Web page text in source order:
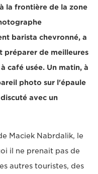
la frontière de la zone
barista chevronné, a
préparer de meilleures
café usée. Un matin, à
photo sur l'épaule
avec un
Maciek Nabrdalik, le
il ne prenait pas de
autres touristes, des